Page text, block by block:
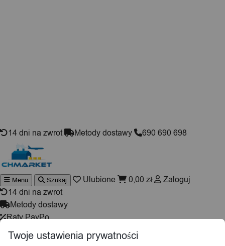
14 dni na zwrot Metody dostawy 690 690 698
Wyszukiwarka
produktów
Menu Szukaj Ulubione 0,00 zł
Zaloguj
14 dni na zwrot
Metody dostawy
Raty PayPo
Import z Chin
Infolinia: 690 690 698
Twoje ustawienia prywatności